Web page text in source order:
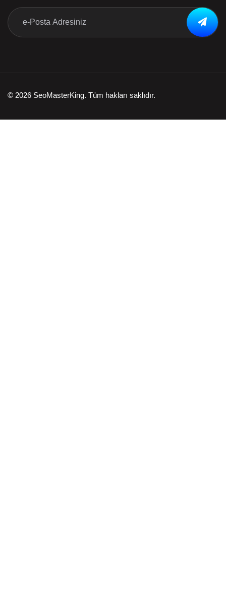
© 2026 SeoMasterKing. Tüm hakları saklıdır.